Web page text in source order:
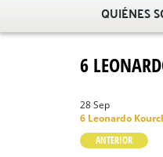
QUIÉNES
6
28 Sep
6 Leonardo
ANTERIOR